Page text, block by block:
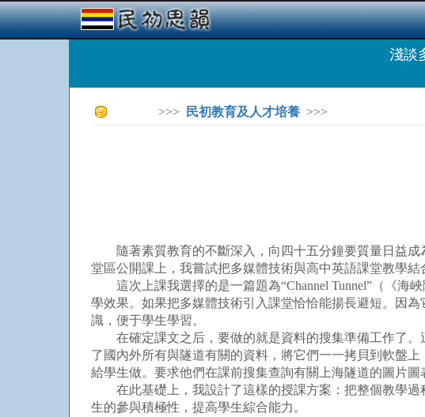
淺談
>>> 民初教育及人才培養 >>>
隨著素質教育的不斷深入，向四十五分鐘要質量日益成
堂區公開課上，我嘗試把多媒體技術與高中英語課堂教學
這次上課我選擇的是一篇題為“Channel Tunnel”（《海
學效果。如果把多媒體技術引入課堂恰恰能揚長避短。因
識，便于學生學習。
在確定課文之后，要做的就是資料的搜集準備工作了。
了國內外所有與隧道有關的資料，將它們一一拷貝到軟盤
給學生做。要求他們在課前搜集查詢有關上海隧道的圖片圖
在此基礎上，我設計了這樣的授課方案：把整個教學過
生的參與積極性，提高學生綜合能力。